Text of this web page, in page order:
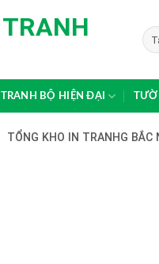
TRANH BỘ HIỆN ĐẠI
TỔNG KHO IN TRANHG